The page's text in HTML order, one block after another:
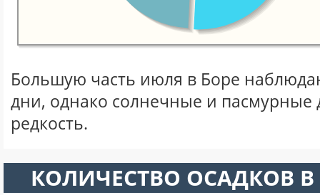
Большую часть июля в Боре
дни, однако солнечные и пасмурные
редкость.
КОЛИЧЕСТВО ОСАДКОВ